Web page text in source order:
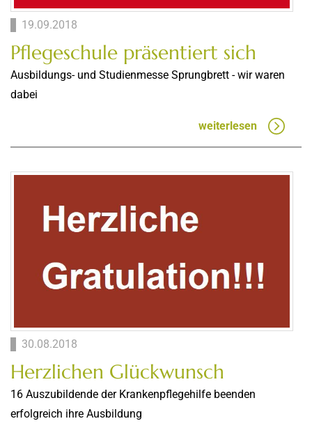
19.09.2018
Pflegeschule präsentiert sich
Ausbildungs- und Studienmesse Sprungbrett - wir waren
dabei
weiterlesen
30.08.2018
Herzlichen Glückwunsch
16 Auszubildende der Krankenpflegehilfe beenden
erfolgreich ihre Ausbildung